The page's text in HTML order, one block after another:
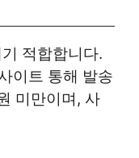
적합합니다.
이트 통해 발송
미만이며, 사